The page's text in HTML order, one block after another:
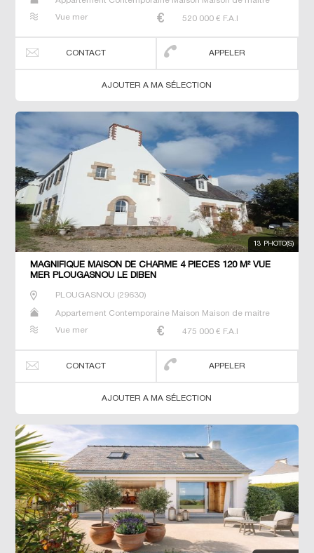
Vue mer
520 000 € F.A.I
CONTACT APPELER
AJOUTER A MA SÉLECTION
13 PHOTO(S)
MAGNIFIQUE MAISON DE CHARME 4 PIECES 120 M² VUE
MER PLOUGASNOU LE DIBEN
PLOUGASNOU (29630)
Appartement Contemporaine Maison Maison de maitre
Vue mer
475 000 € F.A.I
CONTACT APPELER
AJOUTER A MA SÉLECTION